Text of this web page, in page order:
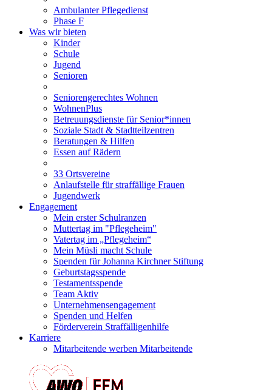
Ambulanter Pflegedienst
Phase F
Was wir bieten
Kinder
Schule
Jugend
Senioren
Seniorengerechtes Wohnen
WohnenPlus
Betreuungsdienste für Senior*innen
Soziale Stadt & Stadtteilzentren
Beratungen & Hilfen
Essen auf Rädern
33 Ortsvereine
Anlaufstelle für straffällige Frauen
Jugendwerk
Engagement
Mein erster Schulranzen
Muttertag im "Pflegeheim"
Vatertag im „Pflegeheim“
Mein Müsli macht Schule
Spenden für Johanna Kirchner Stiftung
Geburtstagsspende
Testamentsspende
Team Aktiv
Unternehmensengagement
Spenden und Helfen
Förderverein Straffälligenhilfe
Karriere
Mitarbeitende werben Mitarbeitende